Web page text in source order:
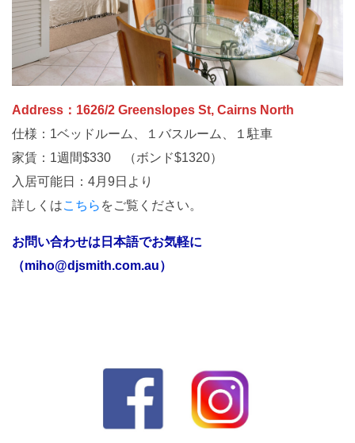
Address：1626/2 Greenslopes St, Cairns North
仕様：1ベッドルーム、１バスルーム、１駐車
家賃：1週間$330 （ボンド$1320）
入居可能日：4月9日より
詳しくはこちら をご覧ください。
お問い合わせは日本語でお気軽に
（miho@djsmith.com.au）